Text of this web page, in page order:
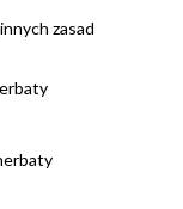
zasad